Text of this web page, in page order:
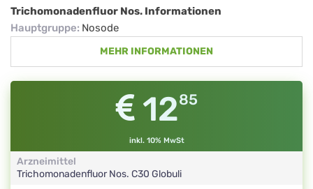
Trichomonadenfluor Nos. Informationen
Hauptgruppe: Nosode
MEHR INFORMATIONEN
1285
inkl. 10% MwSt
Arzneimittel
Trichomonadenfluor Nos. C30 Globuli